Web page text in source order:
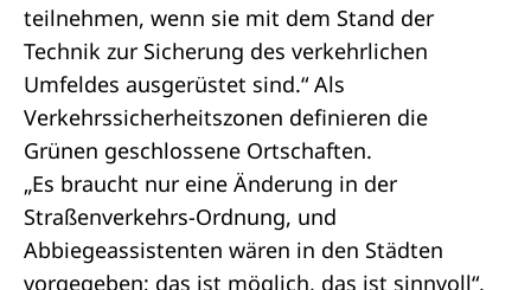
teilnehmen, wenn sie mit dem Stand der
Technik zur Sicherung des verkehrlichen
Umfeldes ausgerüstet sind.“ Als
Verkehrssicherheitszonen definieren die
Grünen geschlossene Ortschaften.
„Es braucht nur eine Änderung in der
Straßenverkehrs-Ordnung, und
Abbiegeassistenten wären in den Städten
vorgegeben; das ist möglich, das ist sinnvoll“,